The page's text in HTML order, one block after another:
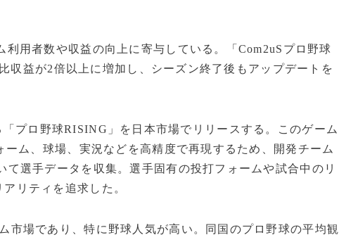
用者数や収益の向上に寄与している。「Com2uSプロ野球
収益が2倍以上に増加し、シーズン終了後もアップデートを
プロ野球RISING」を日本市場でリリースする。このゲーム
ム、球場、実況などを高精度で再現するため、開発チーム
選手データを収集。選手固有の投打フォームや試合中のリ
リティを追求した。
市場であり、特に野球人気が高い。同国のプロ野球の平均観